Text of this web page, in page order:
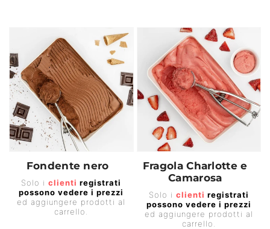
Fondente nero
Prezzo
di
Solo iclienti registrati
possono vedere i prezzi
ed aggiungere prodotti al
carrello.
Fragola Charlotte e
Camarosa
Prezzo
di
Solo i clienti registrati
possono vedere i prezzi
ed aggiungere prodotti al
carrello.